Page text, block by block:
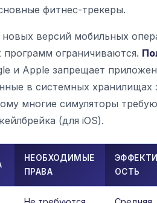
фитнес-трекеры.
версий мобильных
ограничиваются.
и Apple запрещает
в системных хранилищах
многие симуляторы
(для iOS).
НЕОБХОДИМЫЕ
ПРАВА
ОСТЬ